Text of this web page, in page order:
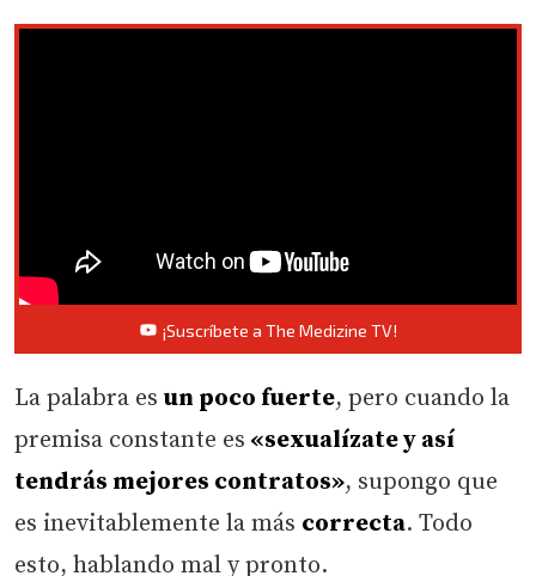
¡Suscríbete a The Medizine TV!
La palabra es un poco fuerte, pero cuando la
premisa constante es «sexualízate y así
tendrás mejores contratos», supongo que
es inevitablemente la más correcta. Todo
esto, hablando mal y pronto.